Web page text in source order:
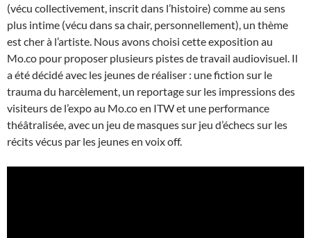
(vécu collectivement, inscrit dans l’histoire) comme au sens
plus intime (vécu dans sa chair, personnellement), un thème
est cher à l’artiste. Nous avons choisi cette exposition au
Mo.co pour proposer plusieurs pistes de travail audiovisuel. Il
a été décidé avec les jeunes de réaliser : une fiction sur le
trauma du harcèlement, un reportage sur les impressions des
visiteurs de l’expo au Mo.co en ITW et une performance
théâtralisée, avec un jeu de masques sur jeu d’échecs sur les
récits vécus par les jeunes en voix off.